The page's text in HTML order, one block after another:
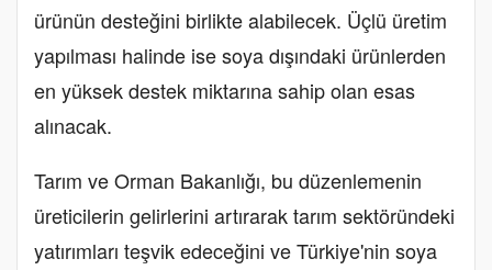
ürünün desteğini birlikte alabilecek. Üçlü üretim
yapılması halinde ise soya dışındaki ürünlerden
en yüksek destek miktarına sahip olan esas
alınacak.
Tarım ve Orman Bakanlığı, bu düzenlemenin
üreticilerin gelirlerini artırarak tarım sektöründeki
yatırımları teşvik edeceğini ve Türkiye'nin soya